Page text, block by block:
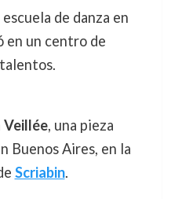
de danza en
en un centro de
Veillée, una pieza
Buenos Aires, en la
Scriabin.